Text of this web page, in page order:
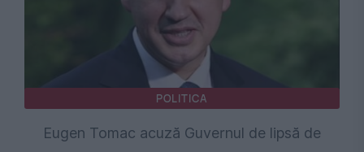
POLITICA
Eugen Tomac acuză Guvernul de lipsă de